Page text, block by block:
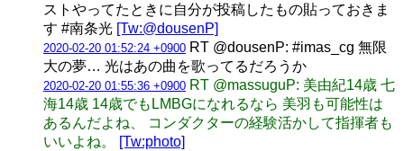
ストやってたときに自分が投稿したもの貼っておきま
す #南条光 [Tw:@dousenP]
2020-02-20 01:52:24 +0900 RT @dousenP: #imas_cg 無限
大の夢… 光はあの曲を歌ってるだろうか
2020-02-20 01:55:36 +0900 RT @massuguP: 美由紀14歳 七
海14歳 14歳でもLMBGになれるなら 美羽も可能性は
あるんだよね、 コンダクターの経験活かして指揮者も
いいよね。
[Tw:photo]